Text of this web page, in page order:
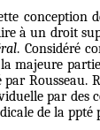
conception
à un droit
. Considéré
majeure
Rousseau.
par des
de la ppté